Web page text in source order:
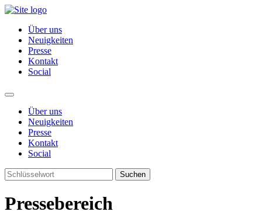
Über uns
Neuigkeiten
Presse
Kontakt
Social
Über uns
Neuigkeiten
Presse
Kontakt
Social
Suchen
Pressebereich